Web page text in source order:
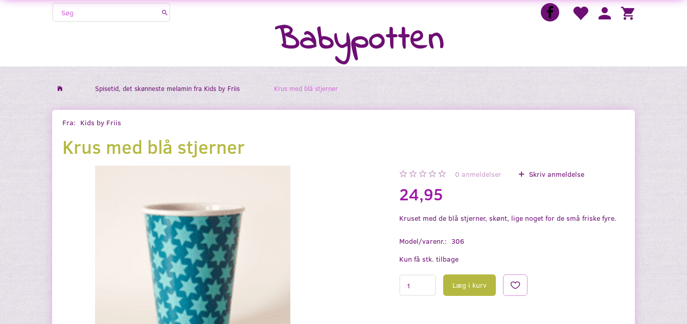
Babypotten
Spisetid, det skønneste melamin fra Kids by Friis Krus med blå stjerner
Fra: Kids by Friis
Krus med blå stjerner
0 anmeldelser Skriv anmeldelse
24,95
Kruset med de blå stjerner, skønt, lige noget for de små friske fyre.
Model/varenr.: 306
Kun få stk. tilbage
Læg i kurv